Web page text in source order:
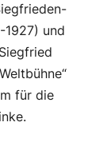
1927) und
für die